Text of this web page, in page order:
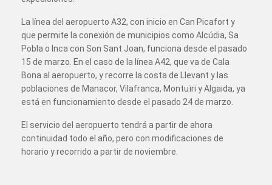
La línea del aeropuerto A32, con inicio en Can Picafort y
que permite la conexión de municipios como Alcúdia, Sa
Pobla o Inca con Son Sant Joan, funciona desde el pasado
15 de marzo. En el caso de la línea A42, que va de Cala
Bona al aeropuerto, y recorre la costa de Llevant y las
poblaciones de Manacor, Vilafranca, Montuïri y Algaida, ya
está en funcionamiento desde el pasado 24 de marzo.
El servicio del aeropuerto tendrá a partir de ahora
continuidad todo el año, pero con modificaciones de
horario y recorrido a partir de noviembre.